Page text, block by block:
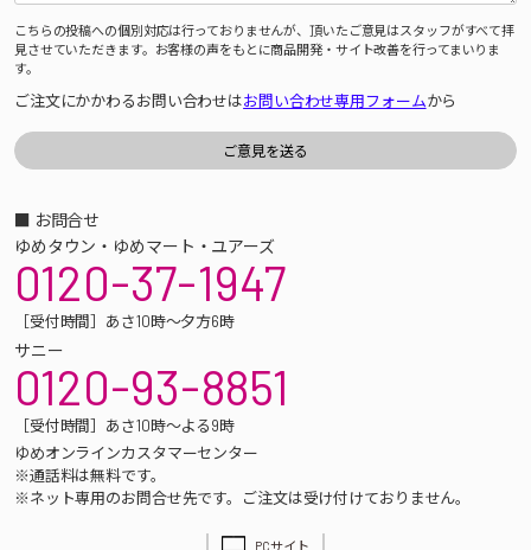
こちらの投稿への個別対応は行っておりませんが、頂いたご意見はスタッフがすべて拝
見させていただきます。お客様の声をもとに商品開発・サイト改善を行ってまいりま
す。
ご注文にかかわるお問い合わせはお問い合わせ専用フォームから
■ お問合せ
ゆめタウン・ゆめマート・ユアーズ
0120-37-1947
［受付時間］あさ10時～夕方6時
サニー
0120-93-8851
［受付時間］あさ10時～よる9時
ゆめオンラインカスタマーセンター
※通話料は無料です。
※ネット専用のお問合せ先です。ご注文は受け付けておりません。
PCサイト